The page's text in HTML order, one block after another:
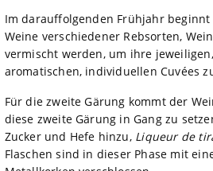
Im darauffolgenden Frühjahr
Weine verschiedener Rebsorten,
vermischt werden, um ihre
aromatischen, individuellen Cuvées
Für die zweite Gärung kommt der
diese zweite Gärung in Gang zu
Zucker und Hefe hinzu, Liqueur de
Flaschen sind in dieser Phase mit